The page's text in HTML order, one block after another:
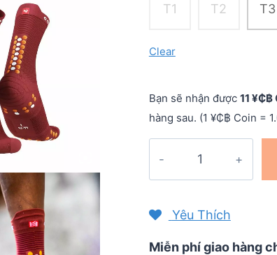
T1 T2 T3
Clear
Bạn sẽ nhận được 11 ¥₵฿
hàng sau. (1 ¥₵฿ Coin =
Compressport
Racing
Yêu Thích
Miễn phí giao hàng